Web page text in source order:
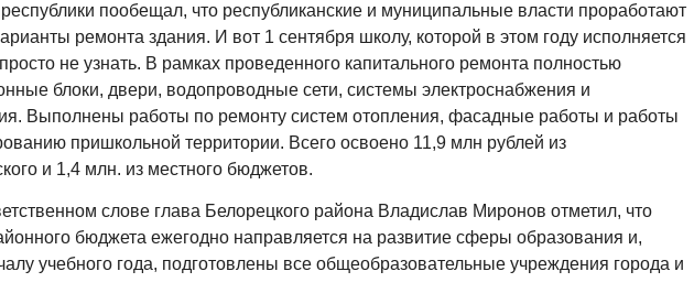
пообещал, что республиканские и муниципальные власти проработают
ремонта здания. И вот 1 сентября школу, которой в этом году исполняется
не узнать. В рамках проведенного капитального ремонта полностью
блоки, двери, водопроводные сети, системы электроснабжения и
Выполнены работы по ремонту систем отопления, фасадные работы и работы
пришкольной территории. Всего освоено 11,9 млн рублей из
и 1,4 млн. из местного бюджетов.
слове глава Белорецкого района Владислав Миронов отметил, что
бюджета ежегодно направляется на развитие сферы образования и,
учебного года, подготовлены все общеобразовательные учреждения города и